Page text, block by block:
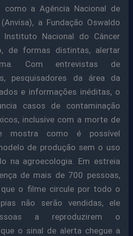
como a Agência Nacional de
a Fundação Oswaldo
Nacional do Câncer
de formas distintas, alertar
Com entrevistas de
pesquisadores da área da
e informações inéditas, o
casos de contaminação
inclusive com a morte de
mostra como é possível
de produção sem o uso
na agroecologia. Em estreia
de mais de 700 pessoas,
que o filme circule por todo o
não serão vendidas, ele
a reproduzirem o
o sinal de alerta chegue a